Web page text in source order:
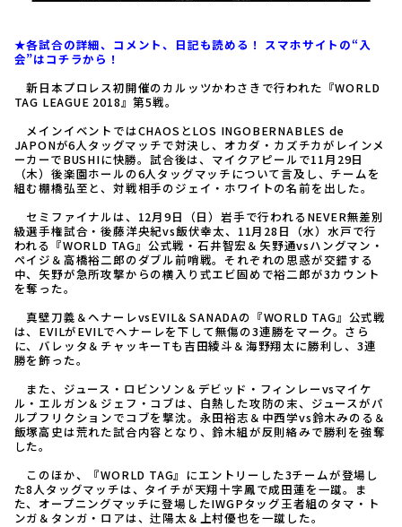
★各試合の詳細、コメント、日記も読める！ スマホサイトの“入
会”はコチラから！
新日本プロレス初開催のカルッツかわさきで行われた『WORLD
TAG LEAGUE 2018』第5戦。
メインイベントではCHAOSとLOS INGOBERNABLES de
JAPONが6人タッグマッチで対決し、オカダ・カズチカがレインメ
ーカーでBUSHIに快勝。試合後は、マイクアピールで11月29日
（木）後楽園ホールの6人タッグマッチについて言及し、チームを
組む棚橋弘至と、対戦相手のジェイ・ホワイトの名前を出した。
セミファイナルは、12月9日（日）岩手で行われるNEVER無差別
級選手権試合・後藤洋央紀vs飯伏幸太、11月28日（水）水戸で行
われる『WORLD TAG』公式戦・石井智宏＆矢野通vsハングマン・
ペイジ＆高橋裕二郎のダブル前哨戦。それぞれの思惑が交錯する
中、矢野が急所攻撃からの横入り式エビ固めで裕二郎が3カウント
を奪った。
真壁刀義＆ヘナーレvsEVIL＆SANADAの『WORLD TAG』公式戦
は、EVILがEVILでヘナーレを下して無傷の3連勝をマーク。さら
に、バレッタ＆チャッキーTも吉田綾斗＆海野翔太に勝利し、3連
勝を飾った。
また、ジュース・ロビンソン＆デビッド・フィンレーvsマイケ
ル・エルガン＆ジェフ・コブは、白熱した攻防の末、ジュースがパ
ルプフリクションでコブを撃沈。永田裕志＆中西学vs鈴木みのる＆
飯塚高史は荒れた試合内容となり、鈴木組が反則絡みで勝利を強奪
した。
このほか、『WORLD TAG』にエントリーした3チームが登場し
た8人タッグマッチは、タイチが天翔十字鳳で成田蓮を一蹴。ま
た、オープニングマッチに登場したIWGPタッグ王者組のタマ・ト
ンガ＆タンガ・ロアは、辻陽太＆上村優也を一蹴した。